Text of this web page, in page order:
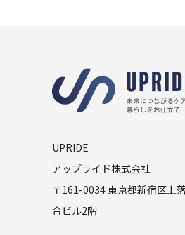
UPRIDE
アップライド株式会社
〒161-0034 東京都新宿区
合ビル2階